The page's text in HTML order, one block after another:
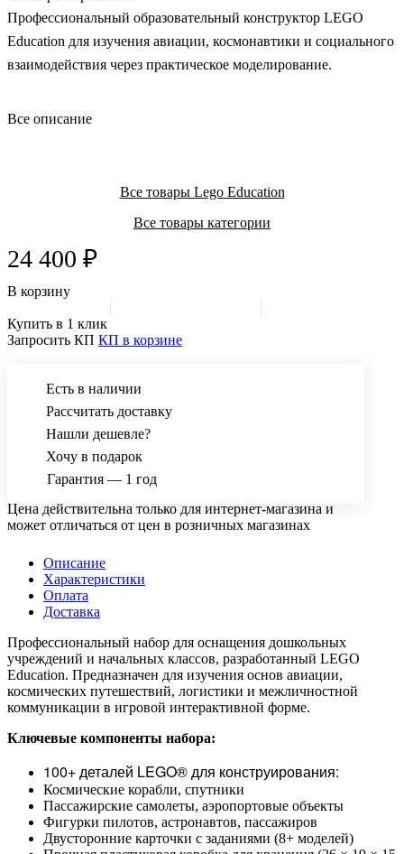
Профессиональный образовательный конструктор LEGO
Education для изучения авиации, космонавтики и социального
взаимодействия через практическое моделирование.
Все описание
Все товары Lego Education
Все товары категории
24 400 ₽
В корзину
Купить в 1 клик
Запросить КП КП в корзине
Есть в наличии
Рассчитать доставку
Нашли дешевле?
Хочу в подарок
Гарантия — 1 год
Цена действительна только для интернет-магазина и
может отличаться от цен в розничных магазинах
Описание
Характеристики
Оплата
Доставка
Профессиональный набор для оснащения дошкольных
учреждений и начальных классов, разработанный LEGO
Education. Предназначен для изучения основ авиации,
космических путешествий, логистики и межличностной
коммуникации в игровой интерактивной форме.
Ключевые компоненты набора:
100+ деталей LEGO® для конструирования:
Космические корабли, спутники
Пассажирские самолеты, аэропортовые объекты
Фигурки пилотов, астронавтов, пассажиров
Двусторонние карточки с заданиями (8+ моделей)